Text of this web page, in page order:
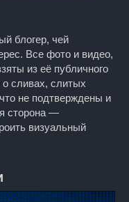
блогер, чей
Все фото и видео,
из её публичного
сливах, слитых
не подтверждены и
сторона —
визуальный